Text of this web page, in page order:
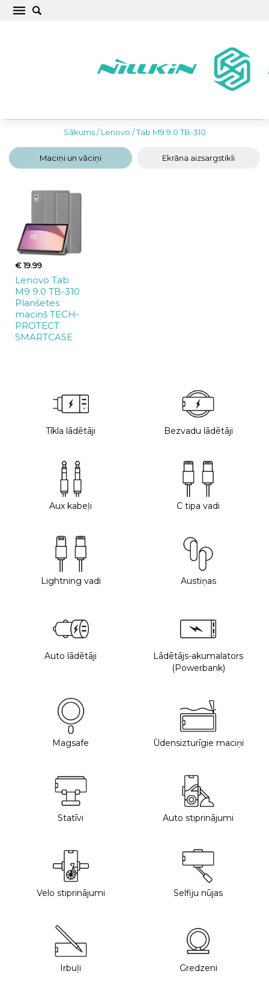
Sākums/Lenovo /Tab M9 9.0 TB-310
Maciņi un vāciņi Ekrāna aizsargstikli
€ 19.99
Lenovo Tab
M9 9.0 TB-310
Planšetes
maciņš TECH-
PROTECT
SMARTCASE
Tīkla lādētāji Bezvadu lādētāji
Aux kabeļi C tipa vadi
Lightning vadi Austiņas
Auto lādētāji
Lādētājs-akumalators
(Powerbank)
Magsafe Ūdensizturīgie maciņi
Statīvi Auto stiprinājumi
Velo stiprinājumi Selfiju nūjas
Irbuļi Gredzeni